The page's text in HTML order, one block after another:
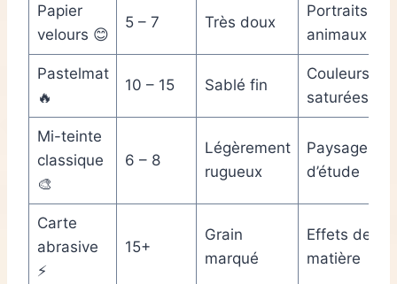
Papier
velours 😊
5 – 7 Très doux
Portraits,
animaux
Pastelmat
🔥
10 – 15 Sablé fin
Couleurs
saturées
Mi-teinte
classique
🎨
6 – 8
Légèrement
rugueux
Paysages
d’étude
Carte
abrasive
⚡
15+
Grain
marqué
Effets de
matière